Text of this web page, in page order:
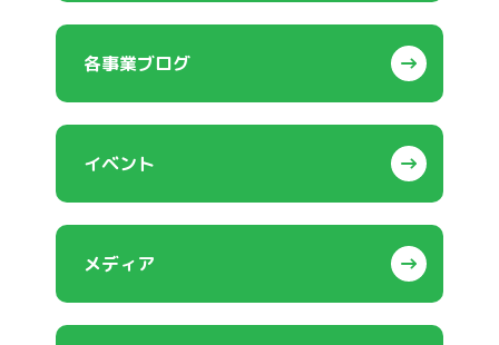
各事業ブログ
イベント
メディア